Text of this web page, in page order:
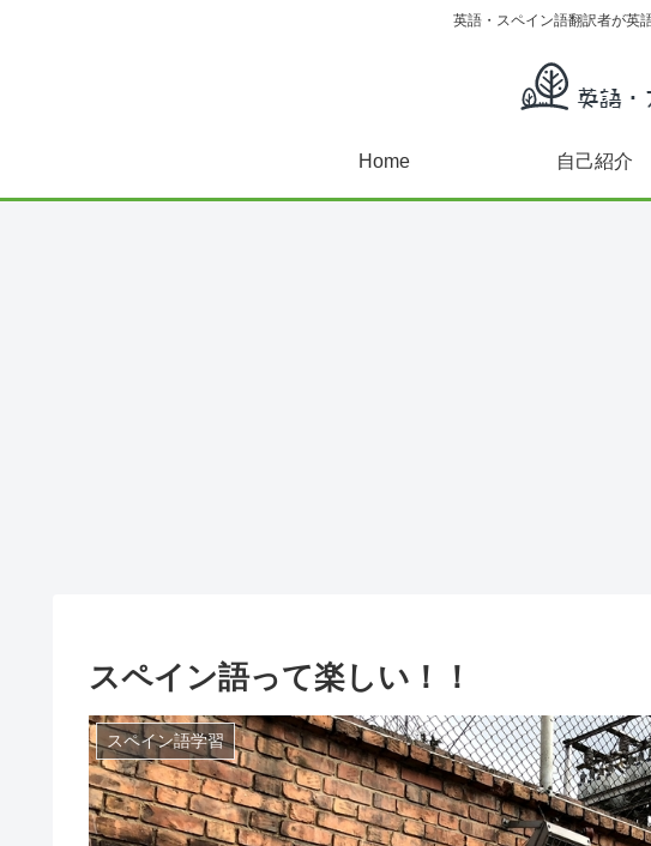
英語・スペイン語翻訳者が英
Home 自己紹介
スペイン語って楽しい！！
スペイン語学習